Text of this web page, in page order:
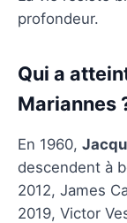
profondeur.
Qui a
Mariannes
En 1960,
descendent à
2012, James
2019, Victor